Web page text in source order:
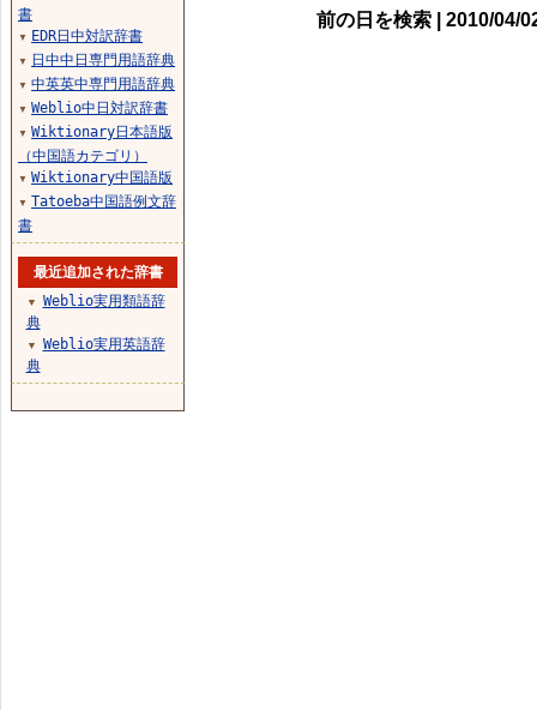
前の日を検索 | 2010/04/
書
▼ EDR日中対訳辞書
▼ 日中中日専門用語辞典
▼ 中英英中専門用語辞典
▼ Weblio中日対訳辞書
▼ Wiktionary日本語版
（中国語カテゴリ）
▼ Wiktionary中国語版
▼ Tatoeba中国語例文辞
書
最近追加された辞書
▼
Weblio実用類語辞
典
▼
Weblio実用英語辞
典